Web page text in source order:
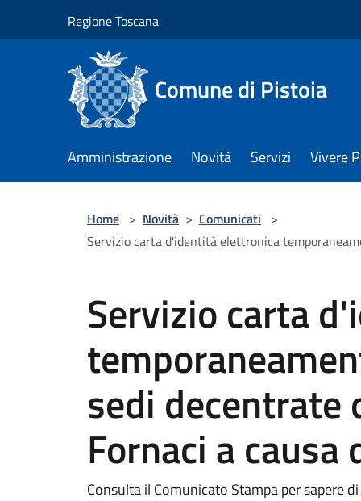
Regione Toscana
Comune di Pistoia
Amministrazione Novità Servizi Vivere
Home > Novità > Comunicati >
Servizio carta d'identità elettronica
Servizio carta
sedi decentrate
Fornaci a
Consulta il Comunicato Stampa per sapere